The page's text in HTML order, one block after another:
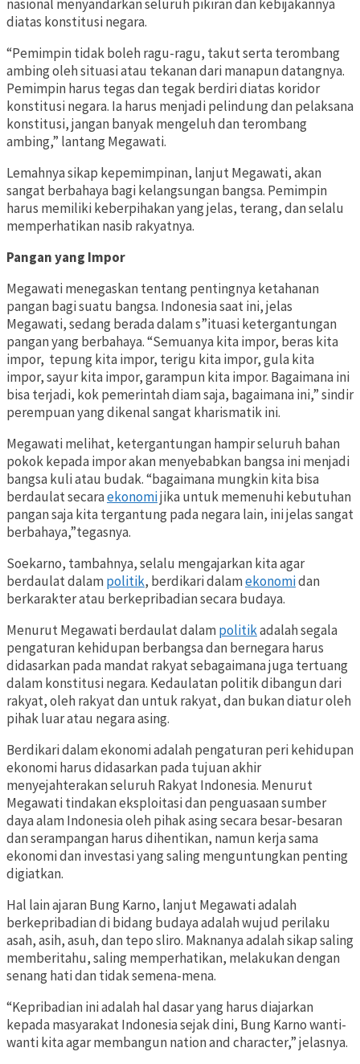
nasional menyandarkan seluruh pikiran dan kebijakannya
diatas konstitusi negara.
“Pemimpin tidak boleh ragu-ragu, takut serta terombang
ambing oleh situasi atau tekanan dari manapun datangnya.
Pemimpin harus tegas dan tegak berdiri diatas koridor
konstitusi negara. Ia harus menjadi pelindung dan pelaksana
konstitusi, jangan banyak mengeluh dan terombang
ambing,” lantang Megawati.
Lemahnya sikap kepemimpinan, lanjut Megawati, akan
sangat berbahaya bagi kelangsungan bangsa. Pemimpin
harus memiliki keberpihakan yang jelas, terang, dan selalu
memperhatikan nasib rakyatnya.
Pangan yang Impor
Megawati menegaskan tentang pentingnya ketahanan
pangan bagi suatu bangsa. Indonesia saat ini, jelas
Megawati, sedang berada dalam s”ituasi ketergantungan
pangan yang berbahaya. “Semuanya kita impor, beras kita
impor, tepung kita impor, terigu kita impor, gula kita
impor, sayur kita impor, garampun kita impor. Bagaimana ini
bisa terjadi, kok pemerintah diam saja, bagaimana ini,” sindir
perempuan yang dikenal sangat kharismatik ini.
Megawati melihat, ketergantungan hampir seluruh bahan
pokok kepada impor akan menyebabkan bangsa ini menjadi
bangsa kuli atau budak. “bagaimana mungkin kita bisa
berdaulat secaraekonomijika untuk memenuhi kebutuhan
pangan saja kita tergantung pada negara lain, ini jelas sangat
berbahaya,”tegasnya.
Soekarno, tambahnya, selalu mengajarkan kita agar
berdaulat dalampolitik, berdikari dalamekonomidan
berkarakter atau berkepribadian secara budaya.
Menurut Megawati berdaulat dalampolitikadalah segala
pengaturan kehidupan berbangsa dan bernegara harus
didasarkan pada mandat rakyat sebagaimana juga tertuang
dalam konstitusi negara. Kedaulatan politik dibangun dari
rakyat, oleh rakyat dan untuk rakyat, dan bukan diatur oleh
pihak luar atau negara asing.
Berdikari dalam ekonomi adalah pengaturan peri kehidupan
ekonomi harus didasarkan pada tujuan akhir
menyejahterakan seluruh Rakyat Indonesia. Menurut
Megawati tindakan eksploitasi dan penguasaan sumber
daya alam Indonesia oleh pihak asing secara besar-besaran
dan serampangan harus dihentikan, namun kerja sama
ekonomi dan investasi yang saling menguntungkan penting
digiatkan.
Hal lain ajaran Bung Karno, lanjut Megawati adalah
berkepribadian di bidang budaya adalah wujud perilaku
asah, asih, asuh, dan tepo sliro. Maknanya adalah sikap saling
memberitahu, saling memperhatikan, melakukan dengan
senang hati dan tidak semena-mena.
“Kepribadian ini adalah hal dasar yang harus diajarkan
kepada masyarakat Indonesia sejak dini, Bung Karno wanti-
wanti kita agar membangun nation and character,” jelasnya.